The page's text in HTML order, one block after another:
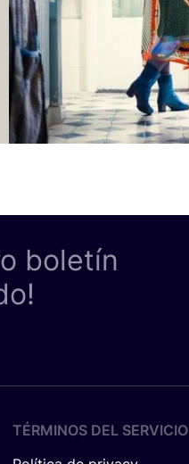
boletín
TÉRMINOS DEL SERVICIO